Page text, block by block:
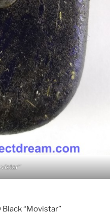
Black “Movistar”